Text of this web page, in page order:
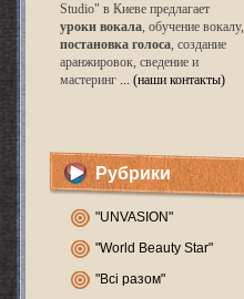
Studio" в Киеве предлагает
уроки вокала, обучение вокалу,
постановка голоса, создание
аранжировок, сведение и
мастеринг ... (наши контакты)
Рубрики
"UNVASION"
"World Beauty Star"
"Всі разом"